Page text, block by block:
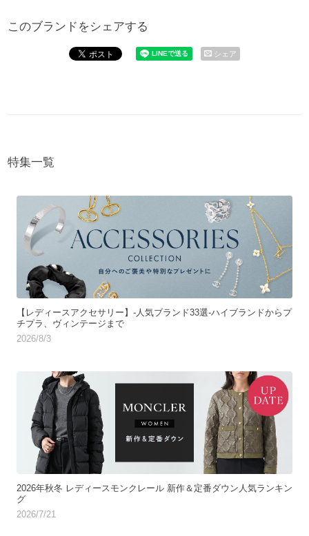
このブランドをシェアする
シェア
特集一覧
【レディースアクセサリー】-人気ブランド33選-ハイブランドからプ
チプラ、ヴィンテージまで
2026/8/3
2026年秋冬 レディースモンクレール 新作＆定番ダウン人気ランキン
グ
2026/7/21